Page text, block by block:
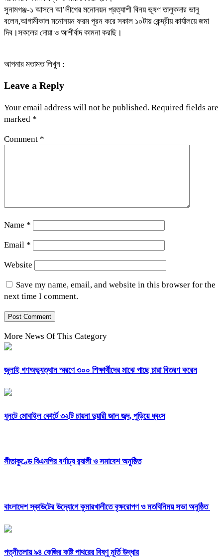
সুনামগঞ্জ-১ আসনে আ’লীগের মনোনয়ন প্রত্যাশী বিনয় ভূষণ তালুকদার ভানু
বলেন,আগামীকাল মনোনয়ন ফরম পূরন করে সকাল ১০টায় কেন্দ্রীয় কার্যালয়ে জমা
দিব।সকলের দোয়া ও আশীর্বাদ কামনা করছি।
আপনার মতামত লিখুন :
Leave a Reply
Your email address will not be published. Required fields are
marked *
Comment *
Name *
Email *
Website
Save my name, email, and website in this browser for the
next time I comment.
More News Of This Category
জুলাই গণঅভ্যুত্থান স্মরণে ৩০০ শিক্ষার্থীদের মাঝে গাছে চারা বিতরণ করেন
ধুনটে মোবাইল কোর্টে ৩২টি চায়না দুয়ারী জাল জব্দ, পুড়িয়ে ধ্বংস
সীতাকুণ্ডে বিএনপির বর্ণাঢ্য র‍্যালী ও সমাবেশ অনুষ্ঠিত
বাংলাদেশ স্কাউটের উদ্যোগে কুমারখালীতে বৃক্ষরোপণ ও মতবিনিময় সভা অনুষ্ঠিত
পত্নীতলায় ৯৪ কেজির কষ্টি পাথরের বিষ্ণু মূর্তি উদ্ধার